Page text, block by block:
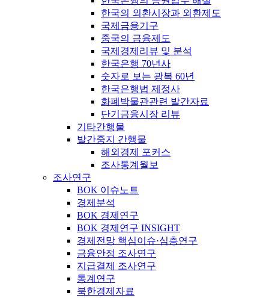
한국의 외환시장과 외환제도
국제금융기구
중국의 금융제도
국제경제리뷰 및 분석
한국은행 70년사
숫자로 보는 광복 60년
한국은행법 제정사
화폐박물관관련 발간자료
단기금융시장 리뷰
기타간행물
발간중지 간행물
해외경제 포커스
조사통계월보
조사연구
BOK 이슈노트
경제분석
BOK 경제연구
BOK 경제연구 INSIGHT
경제전망 핵심이슈·심층연구
금융안정 조사연구
지급결제 조사연구
통계연구
북한경제자료